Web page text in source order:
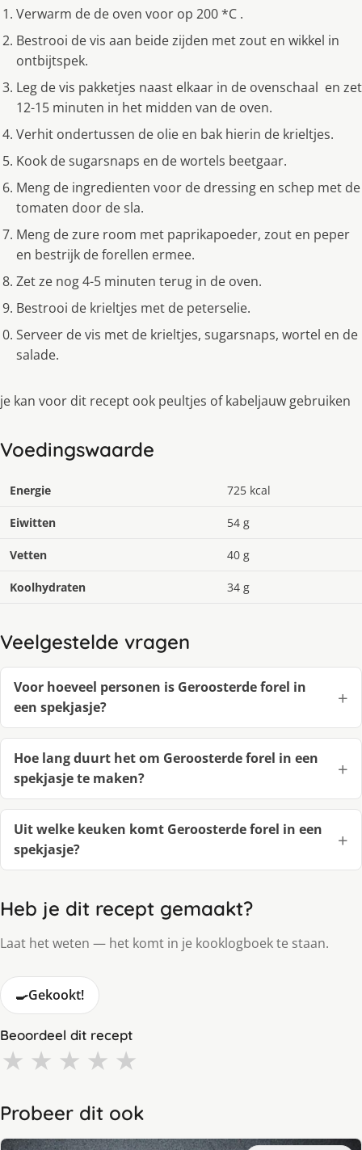
Verwarm de de oven voor op 200 *C .
Bestrooi de vis aan beide zijden met zout en wikkel in
ontbijtspek.
Leg de vis pakketjes naast elkaar in de ovenschaal en zet
12-15 minuten in het midden van de oven.
Verhit ondertussen de olie en bak hierin de krieltjes.
Kook de sugarsnaps en de wortels beetgaar.
Meng de ingredienten voor de dressing en schep met de
tomaten door de sla.
Meng de zure room met paprikapoeder, zout en peper
en bestrijk de forellen ermee.
Zet ze nog 4-5 minuten terug in de oven.
Bestrooi de krieltjes met de peterselie.
Serveer de vis met de krieltjes, sugarsnaps, wortel en de
salade.
je kan voor dit recept ook peultjes of kabeljauw gebruiken
Voedingswaarde
Energie 725 kcal
Eiwitten 54 g
Vetten 40 g
Koolhydraten 34 g
Veelgestelde vragen
Voor hoeveel personen is Geroosterde forel in
een spekjasje?
Hoe lang duurt het om Geroosterde forel in een
spekjasje te maken?
Uit welke keuken komt Geroosterde forel in een
spekjasje?
Heb je dit recept gemaakt?
Laat het weten — het komt in je kooklogboek te staan.
🍳Gekookt!
Beoordeel dit recept
★ ★ ★ ★ ★
Probeer dit ook